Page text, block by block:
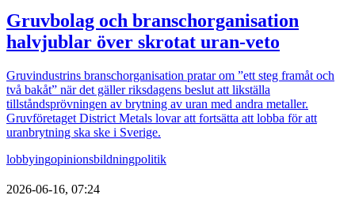
Gruvbolag och branschorganisation
halvjublar över skrotat uran-veto
Gruvindustrins branschorganisation pratar om ”ett steg framåt och
två bakåt” när det gäller riksdagens beslut att likställa
tillståndsprövningen av brytning av uran med andra metaller.
Gruvföretaget District Metals lovar att fortsätta att lobba för att
uranbrytning ska ske i Sverige.
lobbyingopinionsbildningpolitik
2026-06-16, 07:24